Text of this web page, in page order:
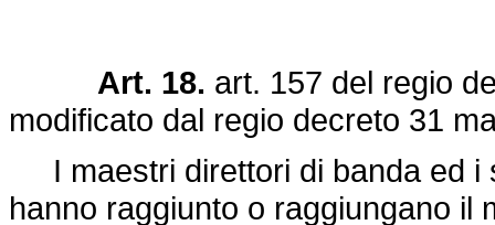
Art. 18. art. 157 del regio
modificato dal regio decreto 31
I maestri direttori di banda ed i
hanno raggiunto o raggiungano il